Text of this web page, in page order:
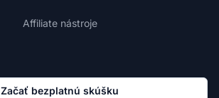
Affiliate nástroje
Začať bezplatnú skúšku